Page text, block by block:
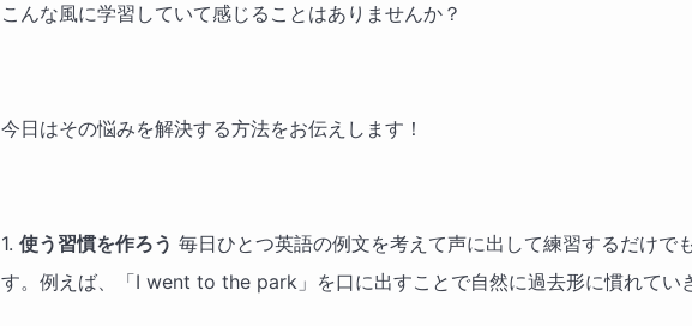
こんな風に学習していて感じることはありませんか？
今日はその悩みを解決する方法をお伝えします！
1. 使う習慣を作ろう 毎日ひとつ英語の例文を考えて声に出して練習するだけで
す。例えば、「I went to the park」を口に出すことで自然に過去形に慣れてい